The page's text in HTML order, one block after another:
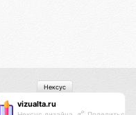
vizualta.ru
Нексус